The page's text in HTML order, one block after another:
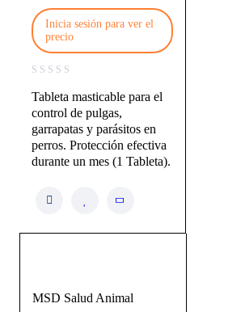
Inicia sesión para ver el
precio
Tableta masticable para el
control de pulgas,
garrapatas y parásitos en
perros. Protección efectiva
durante un mes (1 Tableta).
MSD Salud Animal